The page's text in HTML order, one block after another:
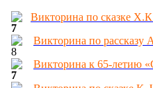
Викторина по сказке
Викторина по рассказу
Викторина к 65-летию